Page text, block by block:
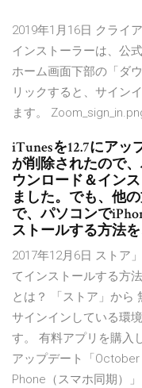
2019年1月16日 クライ
インストーラーは、公
ホーム画面下部の「ダ
リックすると、サイン
ます。
iTunesを12.7にア
が削除されたので
ウンロード＆イン
ました。でも、他
で、パソコンで
ストールする方法を
2017年12月6日 ストア
てインストールする方
とは？ 「ストア」から
サインインしている環
す。 有料アプリを購入
アップデート「
Phone（スマホ同期）